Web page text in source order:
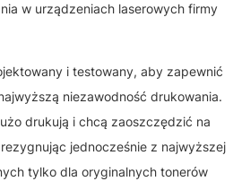
w urządzeniach laserowych firmy
i testowany, aby zapewnić
niezawodność drukowania.
drukują i chcą zaoszczędzić na
jednocześnie z najwyższej
tylko dla oryginalnych tonerów